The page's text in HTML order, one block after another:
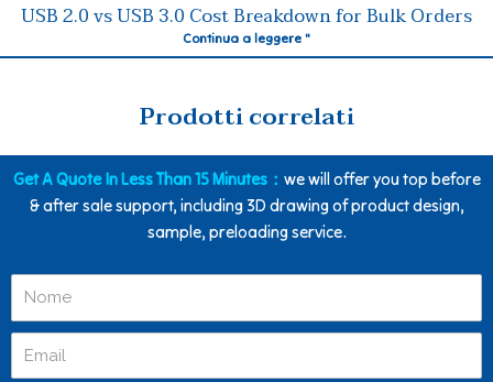
USB 2.0 vs USB 3.0 Cost Breakdown for Bulk Orders
Continua a leggere "
Prodotti correlati
Get A Quote In Less Than 15 Minutes： we will offer you top before
& after sale support, including 3D drawing of product design,
sample, preloading service.